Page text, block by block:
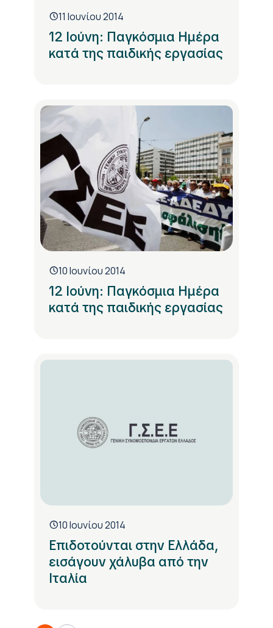
11 Ιουνίου 2014
12 Ιούνη: Παγκόσμια Ημέρα
κατά της παιδικής εργασίας
10 Ιουνίου 2014
12 Ιούνη: Παγκόσμια Ημέρα
κατά της παιδικής εργασίας
10 Ιουνίου 2014
Επιδοτούνται στην Ελλάδα,
εισάγουν χάλυβα από την
Ιταλία